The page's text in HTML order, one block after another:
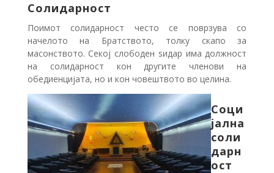
Солидарност
Поимот солидарност често се поврзува со
начелото на Братството, толку скапо за
масонството. Секој слободен ѕидар има должност
на солидарност кон другите членови на
обедиенцијата, но и кон човештвото во целина.
Соци
јална
соли
дарн
ост